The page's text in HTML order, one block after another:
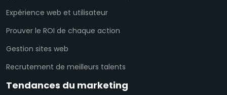
Expérience web et utilisateur
Prouver le ROI de chaque action
Gestion sites web
Recrutement de meilleurs talents
Tendances du marketing